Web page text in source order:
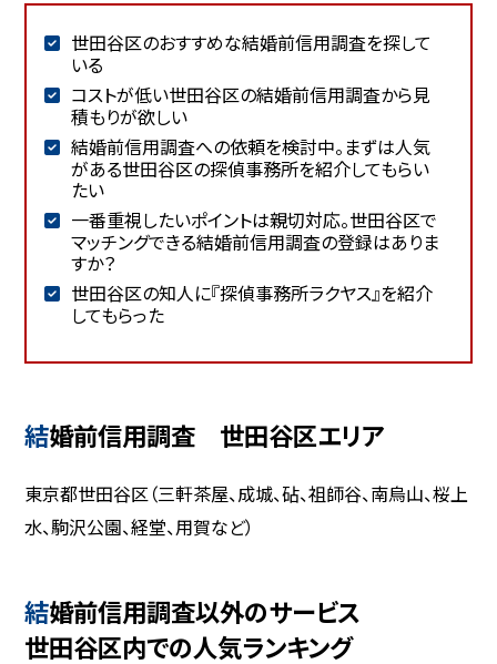
世田谷区のおすすめな結婚前信用調査を探して
いる
コストが低い世田谷区の結婚前信用調査から見
積もりが欲しい
結婚前信用調査への依頼を検討中。まずは人気
がある世田谷区の探偵事務所を紹介してもらい
たい
一番重視したいポイントは親切対応。世田谷区で
マッチングできる結婚前信用調査の登録はありま
すか？
世田谷区の知人に『探偵事務所ラクヤス』を紹介
してもらった
結婚前信用調査 世田谷区エリア
東京都世田谷区（三軒茶屋、成城、砧、祖師谷、南烏山、桜上
水、駒沢公園、経堂、用賀など）
結婚前信用調査以外のサービス
世田谷区内での人気ランキング